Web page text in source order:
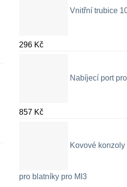
Vnitřní trubice
296 Kč
Nabíjecí port
857 Kč
Kovové konzoly
pro blatníky pro MI3